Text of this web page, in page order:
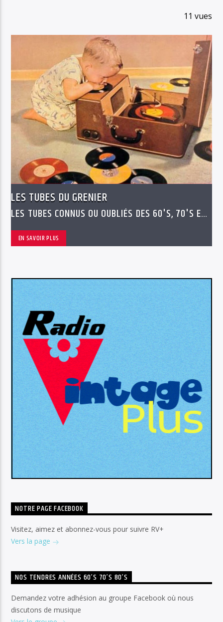
11 vues
LES TUBES DU GRENIER
LES TUBES CONNUS OU OUBLIÉS DES 60'S, 70'S ET
EN SAVOIR PLUS
NOTRE PAGE FACEBOOK
Visitez, aimez et abonnez-vous pour suivre RV+
Vers la page
NOS TENDRES ANNÉES 60’S 70’S 80’S
Demandez votre adhésion au groupe Facebook où nous
discutons de musique